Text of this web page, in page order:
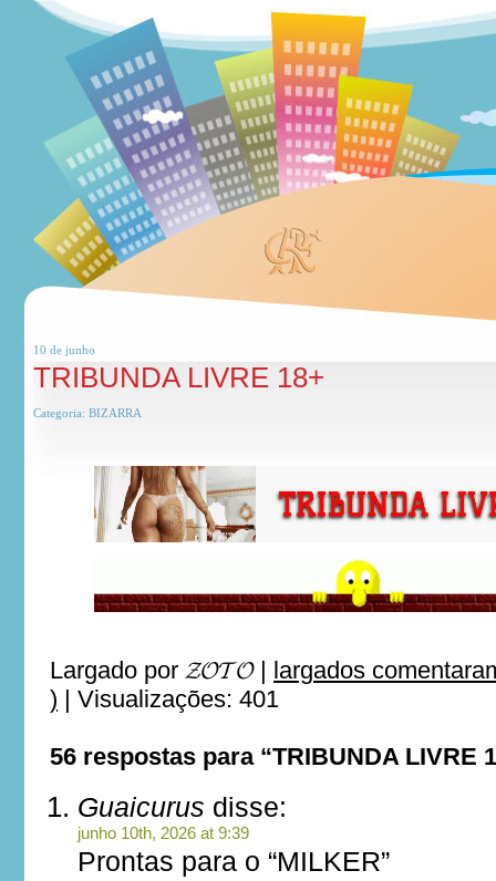
10 de junho
TRIBUNDA LIVRE 18+
Categoria: BIZARRA
Largado por 𝓩𝓞𝓣𝓞| largados
) | Visualizações: 401
56 respostas para “TRIBUNDA LIVRE
Guaicurus disse:
junho 10th, 2026 at 9:39
Prontas para o “MILKER”